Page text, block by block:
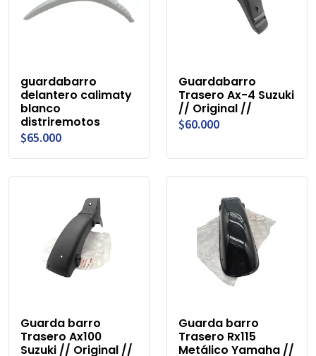
guardabarro
delantero calimaty
blanco
distriremotos
$65.000
Guardabarro
Trasero Ax-4 Suzuki
// Original //
$60.000
Guarda barro
Trasero Ax100
Suzuki // Original //
Guarda barro
Trasero Rx115
Metálico Yamaha //